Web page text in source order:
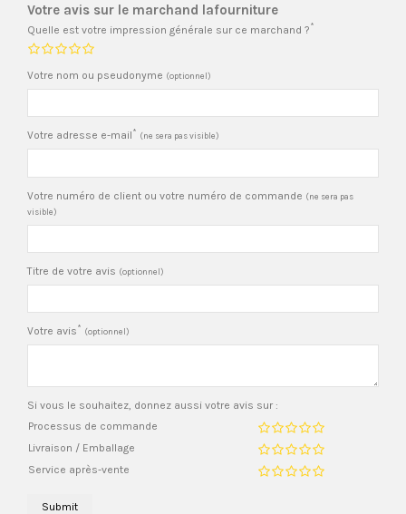
Votre avis sur le marchand lafourniture
Quelle est votre impression générale sur ce marchand ? *
Votre nom ou pseudonyme (optionnel)
Votre adresse e-mail * (ne sera pas visible)
Votre numéro de client ou votre numéro de commande (ne sera pas
visible)
Titre de votre avis (optionnel)
Votre avis * (optionnel)
Si vous le souhaitez, donnez aussi votre avis sur :
Processus de commande
Livraison / Emballage
Service après-vente
Submit